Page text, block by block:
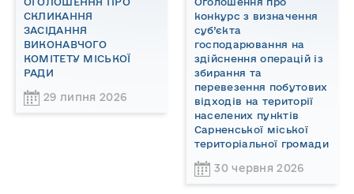
СКЛИКАННЯ
ЗАСІДАННЯ
ВИКОНАВЧОГО
КОМІТЕТУ МІСЬКОЇ
РАДИ
29 липня 2026
конкурс з визначення
суб’єкта
господарювання на
здійснення операцій із
збирання та
перевезення побутових
відходів на території
населених пунктів
Сарненської міської
територіальної громади
30 червня 2026